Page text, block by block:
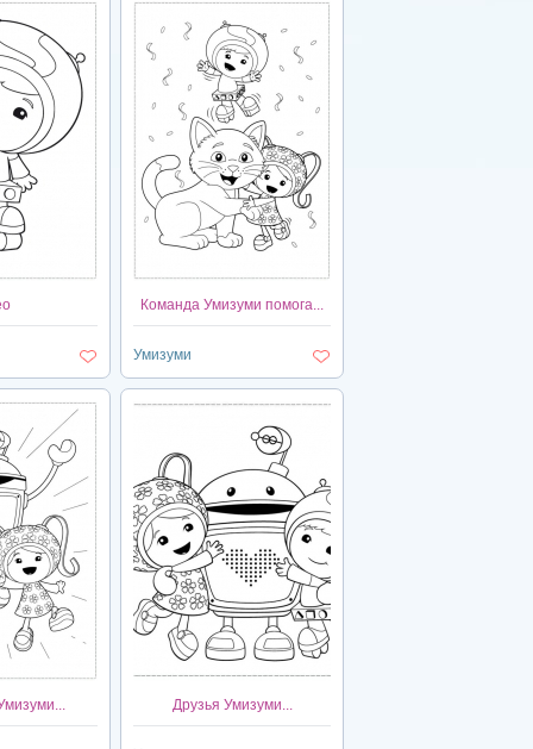
Команда Умизуми помога...
Умизуми
Друзья Умизуми...